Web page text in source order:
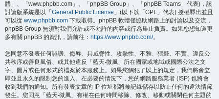
體」、「www.phpbb.com」、「phpBB Group」、「phpBB Teams」代表)，該
討論版系統是以「 General Public License 」(以下以「GPL」代表) 授權釋出並且
可以從 www.phpbb.com 下載取得。phpBB 軟體僅協助網路上的討論以及交流，
phpBB Group 無須對我們允許或不允許的內容或行為舉止負責。如果您想知道更
多有關 phpBB 的資訊，請前往： https://www.phpbb.com/。
您同意不發表任何誹謗、侮辱、具威脅性、攻擊性、不雅、猥褻、不實、違反公
共秩序或善良風俗、或其他違反「藍天‧微風」所在國家或地域或國際公法之文
字、圖片或任何形式的檔案於本服務上。如果您觸犯了以上的規定，我們將會立
即並且永久的限制您的進入。在必要的情況下，您的網路服務業者 (ISP) 也將會
收到我們的通知。所有發表文章的 IP 位址都將被記錄儲存以防止任何的違法情節
發生。您同意「藍天‧微風」有權在任何時間移除、修改、移動或關閉任何主題的